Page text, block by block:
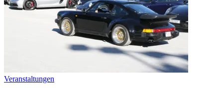
Categories
Veranstaltungen